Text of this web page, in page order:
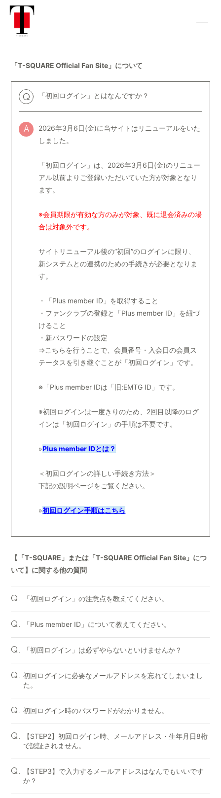
SCHEDULE DISCOGRAPHY
BIOGRAPHY HISTORY
CALENDAR
「T-SQUARE Official Fan Site」について
Q 「初回ログイン」とはなんですか？
A
2026年3月6日(金)に当サイトはリニューアルをいた
しました。
「初回ログイン」は、2026年3月6日(金)のリニュー
アル以前よりご登録いただいていた方が対象となり
ます。
※会員期限が有効な方のみが対象、既に退会済みの場
合は対象外です。
サイトリニューアル後の”初回”のログインに限り、
新システムとの連携のための手続きが必要となりま
す。
・「Plus member ID」を取得すること
・ファンクラブの登録と「Plus member ID」を紐づ
けること
・新パスワードの設定
⇒こちらを行うことで、会員番号・入会日の会員ス
テータスを引き継ぐことが「初回ログイン」です。
※「Plus member IDは「旧:EMTG ID」です。
※初回ログインは一度きりのため、2回目以降のログ
インは「初回ログイン」の手順は不要です。
»Plus member IDとは？
＜初回ログインの詳しい手続き方法＞
下記の説明ページをご覧ください。
»初回ログイン手順はこちら
【「T-SQUARE」または「T-SQUARE Official Fan Site」につ
いて】に関する他の質問
Q. 「初回ログイン」の注意点を教えてください。
Q. 「Plus member ID」について教えてください。
Q. 「初回ログイン」は必ずやらないといけませんか？
Q. 初回ログインに必要なメールアドレスを忘れてしまいまし
た。
Q. 初回ログイン時のパスワードがわかりません。
Q.
【STEP2】初回ログイン時、メールアドレス・生年月日8桁
で認証されません。
Q.
【STEP3】で入力するメールアドレスはなんでもいいです
か？